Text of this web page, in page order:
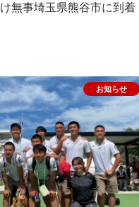
無事埼玉県熊谷市に到着